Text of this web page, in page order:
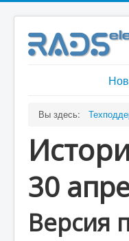
Вы здесь:
30
Версия